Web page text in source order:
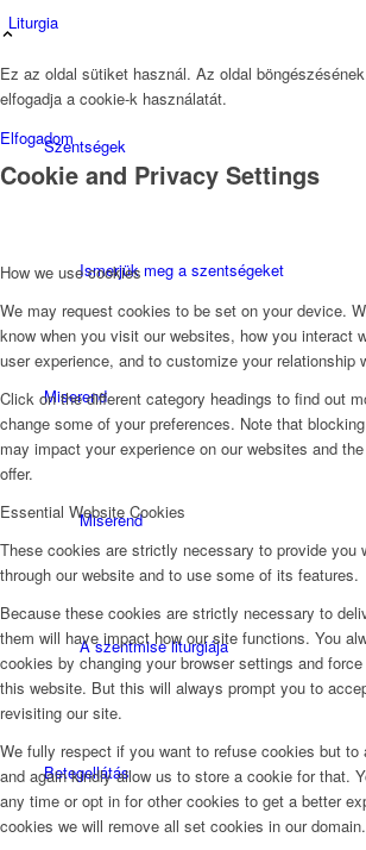
Liturgia
Szentségek
Ismerjük meg a szentségeket
Miserend
Miserend
A szentmise liturgiája
Betegellátás
Ez az oldal sütiket használ. Az oldal
elfogadja a cookie-k használatát.
Elfogadom
Cookie and Privacy Settings
How we use cookies
We may request cookies to be set on your device.
know when you visit our websites, how you interact
user experience, and to customize your relationship
Click on the different category headings to find out
change some of your preferences. Note that
may impact your experience on our websites and
offer.
Essential Website Cookies
These cookies are strictly necessary to provide you
through our website and to use some of its features.
Because these cookies are strictly necessary to
them will have impact how our site functions. You
cookies by changing your browser settings and
this website. But this will always prompt you to
revisiting our site.
We fully respect if you want to refuse cookies but to
and again kindly allow us to store a cookie for that.
any time or opt in for other cookies to get a better
cookies we will remove all set cookies in our domain.